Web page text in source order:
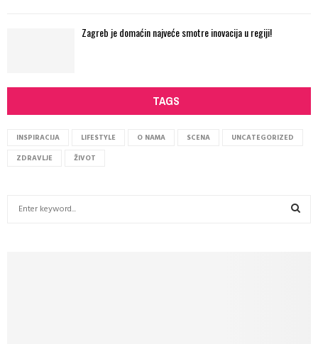
Zagreb je domaćin najveće smotre inovacija u regiji!
TAGS
INSPIRACIJA LIFESTYLE O NAMA SCENA
UNCATEGORIZED
ZDRAVLJE
ŽIVOT